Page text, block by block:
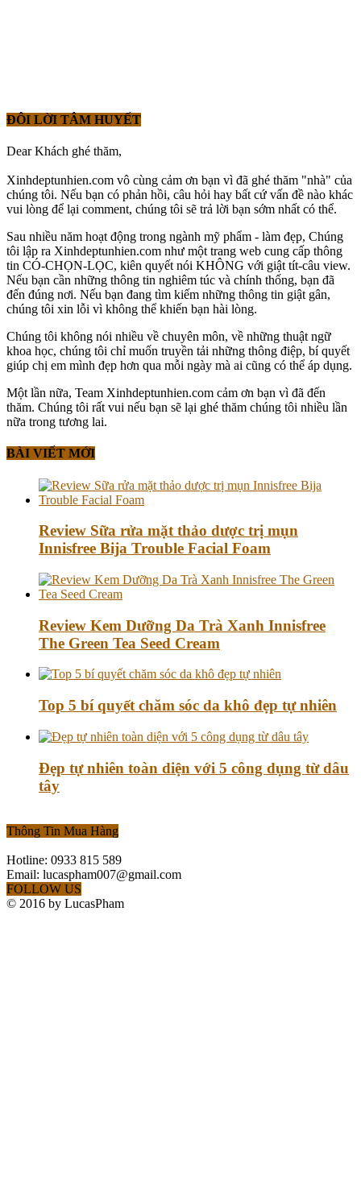
ĐÔI LỜI TÂM HUYẾT
Dear Khách ghé thăm,
Xinhdeptunhien.com vô cùng cảm ơn bạn vì đã ghé thăm "nhà" của
chúng tôi. Nếu bạn có phản hồi, câu hỏi hay bất cứ vấn đề nào khác
vui lòng để lại comment, chúng tôi sẽ trả lời bạn sớm nhất có thể.
Sau nhiều năm hoạt động trong ngành mỹ phẩm - làm đẹp, Chúng
tôi lập ra Xinhdeptunhien.com như một trang web cung cấp thông
tin CÓ-CHỌN-LỌC, kiên quyết nói KHÔNG với giật tít-câu view.
Nếu bạn cần những thông tin nghiêm túc và chính thống, bạn đã
đến đúng nơi. Nếu bạn đang tìm kiếm những thông tin giật gân,
chúng tôi xin lỗi vì không thể khiến bạn hài lòng.
Chúng tôi không nói nhiều về chuyên môn, về những thuật ngữ
khoa học, chúng tôi chỉ muốn truyền tải những thông điệp, bí quyết
giúp chị em mình đẹp hơn qua mỗi ngày mà ai cũng có thể áp dụng.
Một lần nữa, Team Xinhdeptunhien.com cảm ơn bạn vì đã đến
thăm. Chúng tôi rất vui nếu bạn sẽ lại ghé thăm chúng tôi nhiều lần
nữa trong tương lai.
BÀI VIẾT MỚI
Review Sữa rửa mặt thảo dược trị mụn
Innisfree Bija Trouble Facial Foam
Review Kem Dưỡng Da Trà Xanh Innisfree
The Green Tea Seed Cream
Top 5 bí quyết chăm sóc da khô đẹp tự nhiên
Đẹp tự nhiên toàn diện với 5 công dụng từ dâu
tây
Thông Tin Mua Hàng
Hotline: 0933 815 589
Email: lucaspham007@gmail.com
FOLLOW US
© 2016 by LucasPham